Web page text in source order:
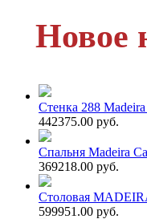
Новое
Стенка 288
442375.00 руб.
Спальня Madeira
369218.00 руб.
Столовая
599951.00 руб.